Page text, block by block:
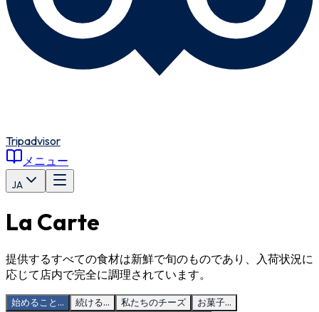
Tripadvisor
メニュー
JA
La Carte
提供するすべての食材は新鮮で旬のものであり、入荷状況に
応じて店内で完全に調理されています。
始めること... 続ける... 私たちのチーズ
お菓子...